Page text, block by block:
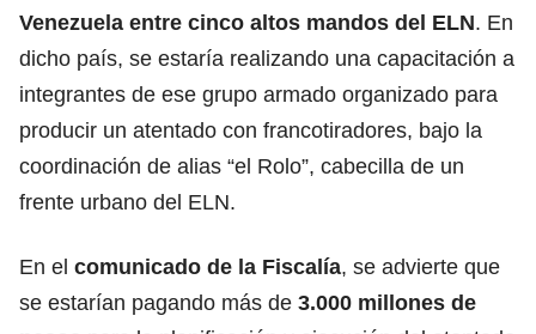
Venezuela entre cinco altos mandos del ELN. En
dicho país, se estaría realizando una capacitación a
integrantes de ese grupo armado organizado para
producir un atentado con francotiradores, bajo la
coordinación de alias “el Rolo”, cabecilla de un
frente urbano del ELN.
En el comunicado de la Fiscalía, se advierte que
se estarían pagando más de 3.000 millones de